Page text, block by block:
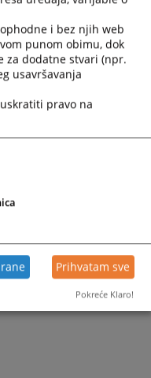
i bez njih web
punom obimu, dok
za dodatne stvari (npr.
usavršavanja
pravo na
Prihvatam sve
Pokreće Klaro!